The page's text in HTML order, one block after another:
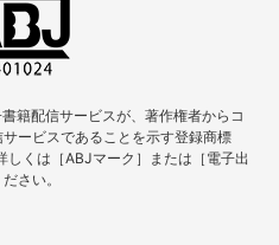
籍配信サービスが、著作権者からコ
ービスであることを示す登録商標
しくは［ABJマーク］または［電子出
さい。